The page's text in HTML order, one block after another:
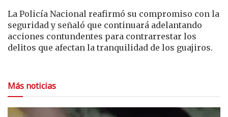
La Policía Nacional reafirmó su compromiso con la
seguridad y señaló que continuará adelantando
acciones contundentes para contrarrestar los
delitos que afectan la tranquilidad de los guajiros.
Más noticias